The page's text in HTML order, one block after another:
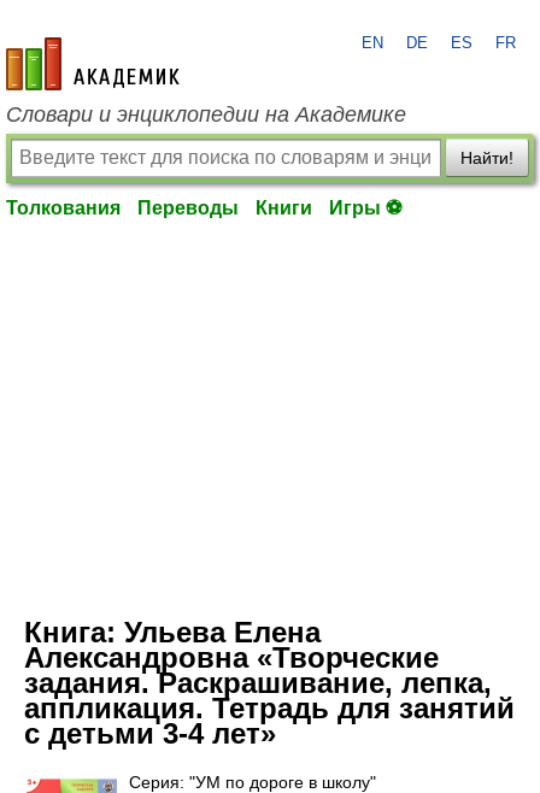
academic.ru
EN DE ES FR
Словари и энциклопедии на Академике
Найти!
Толкования Переводы Книги Игры ⚽
Книга: Ульева Елена
Александровна «Творческие
задания. Раскрашивание, лепка,
аппликация. Тетрадь для занятий
с детьми 3-4 лет»
Серия: "УМ по дороге в школу"